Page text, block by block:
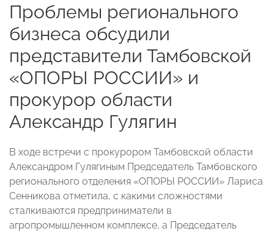
Проблемы регионального
бизнеса обсудили
представители Тамбовской
«ОПОРЫ РОССИИ» и
прокурор области
Александр Гулягин
В ходе встречи с прокурором Тамбовской области
Александром Гулягиным Председатель Тамбовского
регионального отделения «ОПОРЫ РОССИИ» Лариса
Сенникова отметила, с какими сложностями
сталкиваются предприниматели в
агропромышленном комплексе, а Председатель